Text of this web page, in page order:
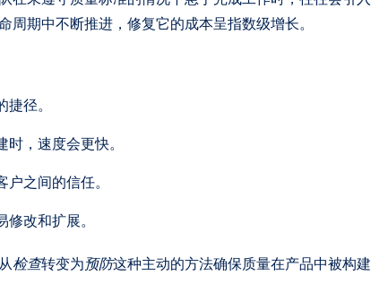
期中不断推进，修复它的成本呈指数级增长。
径。
，速度会更快。
之间的信任。
改和扩展。
检查转变为预防这种主动的方法确保质量在产品中被构建